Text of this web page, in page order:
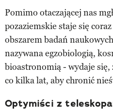
Pomimo otaczającej nas
pozaziemskie staje się
obszarem badań
nazywana egzobiologią,
bioastronomią - wydaje się,
co kilka lat, aby chronić
Optymiści z